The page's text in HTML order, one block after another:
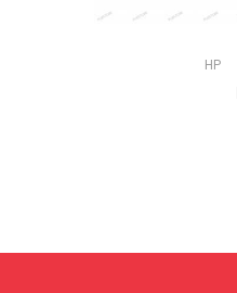
HP